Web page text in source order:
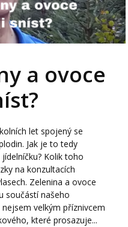
a ovoce
let spojený se
Jak je to tedy
Kolik toho
na konzultacích
Zelenina a ovoce
součástí našeho
velkým příznivcem
které prosazuje...